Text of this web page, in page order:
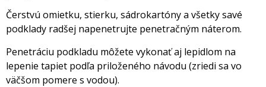
Čerstvú omietku, stierku, sádrokartóny a všetky savé
podklady radšej napenetrujte penetračným náterom.
Penetráciu podkladu môžete vykonať aj lepidlom na
lepenie tapiet podľa priloženého návodu (zriedi sa vo
väčšom pomere s vodou).